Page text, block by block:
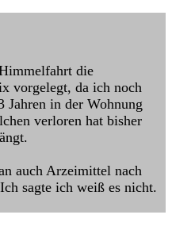
die
vorgelegt, da ich noch
Jahren in der Wohnung
verloren hat bisher
auch Arzeimittel nach
sagte ich weiß es nicht.